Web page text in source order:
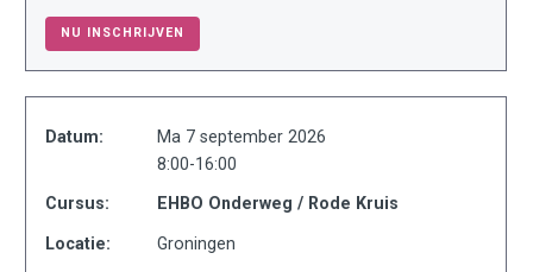
NU INSCHRIJVEN
Datum:
Ma 7 september 2026
8:00-16:00
Cursus: EHBO Onderweg / Rode Kruis
Locatie: Groningen